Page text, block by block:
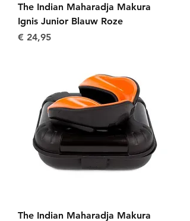
The Indian Maharadja Makura
Ignis Junior Blauw Roze
Prijs
€ 24,95
The Indian Maharadja Makura